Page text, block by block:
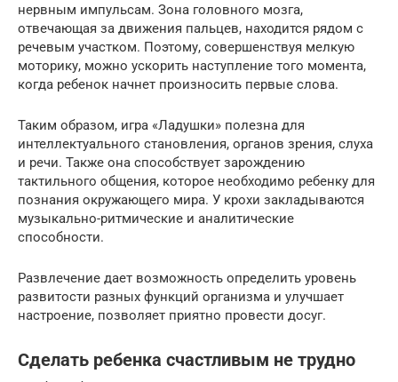
нервным импульсам. Зона головного мозга,
отвечающая за движения пальцев, находится рядом с
речевым участком. Поэтому, совершенствуя мелкую
моторику, можно ускорить наступление того момента,
когда ребенок начнет произносить первые слова.
Таким образом, игра «Ладушки» полезна для
интеллектуального становления, органов зрения, слуха
и речи. Также она способствует зарождению
тактильного общения, которое необходимо ребенку для
познания окружающего мира. У крохи закладываются
музыкально-ритмические и аналитические
способности.
Развлечение дает возможность определить уровень
развитости разных функций организма и улучшает
настроение, позволяет приятно провести досуг.
Сделать ребенка счастливым не трудно